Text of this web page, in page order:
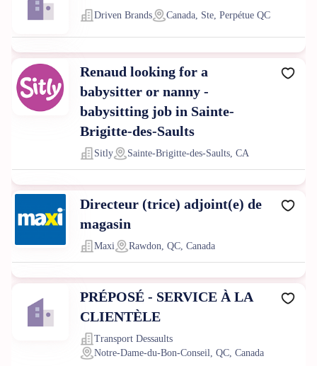
Driven Brands Canada, Ste, Perpétue QC
Renaud looking for a
babysitter or nanny -
babysitting job in Sainte-
Brigitte-des-Saults
Sitly Sainte-Brigitte-des-Saults, CA
Directeur (trice) adjoint(e) de
magasin
Maxi Rawdon, QC, Canada
PRÉPOSÉ - SERVICE À LA
CLIENTÈLE
Transport Dessaults
Notre-Dame-du-Bon-Conseil, QC, Canada